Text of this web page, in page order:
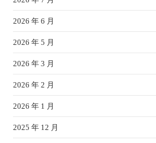
2026 年 6 月
2026 年 5 月
2026 年 3 月
2026 年 2 月
2026 年 1 月
2025 年 12 月